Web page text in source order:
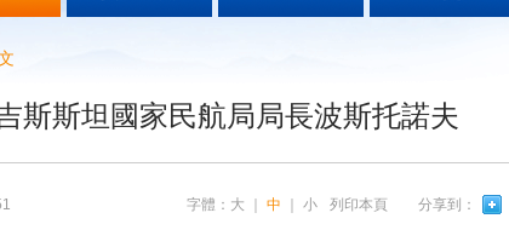
斯斯坦國家民航局局長波斯托諾夫
分享到：
列印本頁
字體： 大 中 小